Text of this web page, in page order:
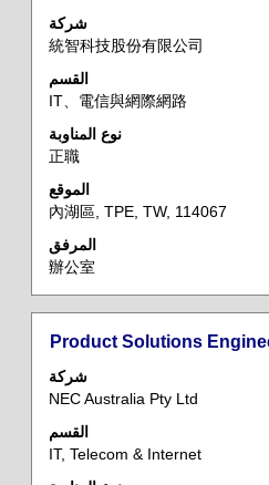
شركة
統智科技股份有限公司
القسم
IT、電信與網際網路
نوع المناوبة
正職
الموقع
內湖區, TPE, TW, 114067
المرفق
辦公室
مفتاح
لعرض
محتويات
معلومات
الوظيفة
المسمى
Product Solutions
شركة
NEC Australia Pty Ltd
القسم
IT, Telecom & Internet
حدد
مفتاح
لعرض
محتويات